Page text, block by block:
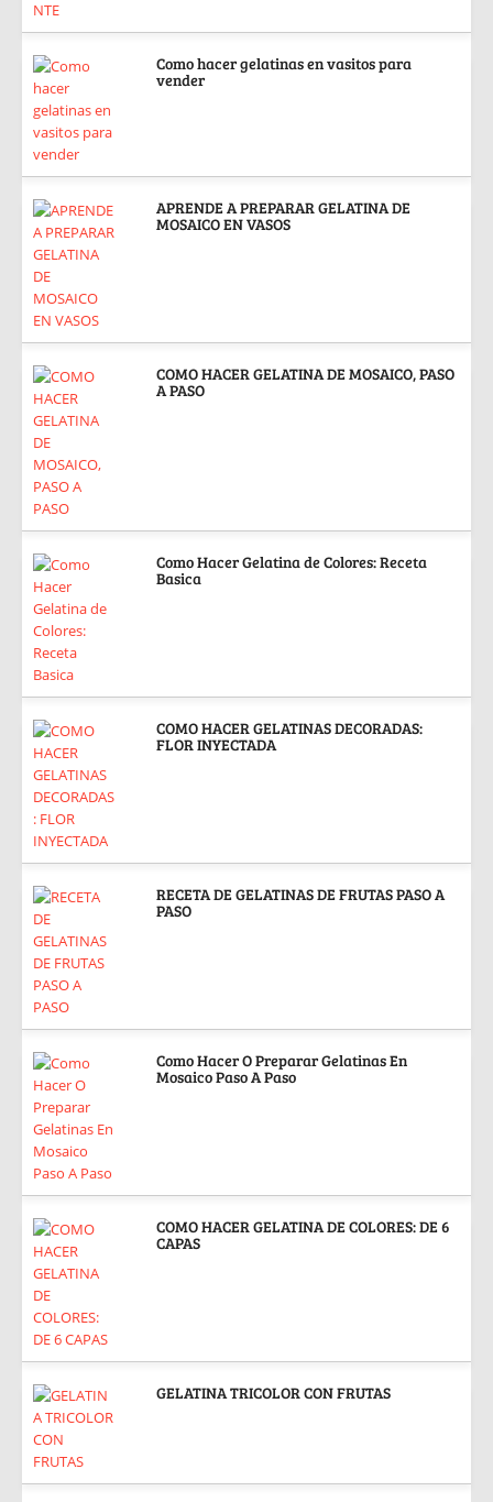
Como hacer gelatinas en vasitos para
vender
APRENDE A PREPARAR GELATINA DE
MOSAICO EN VASOS
COMO HACER GELATINA DE MOSAICO, PASO
A PASO
Como Hacer Gelatina de Colores: Receta
Basica
COMO HACER GELATINAS DECORADAS:
FLOR INYECTADA
RECETA DE GELATINAS DE FRUTAS PASO A
PASO
Como Hacer O Preparar Gelatinas En
Mosaico Paso A Paso
COMO HACER GELATINA DE COLORES: DE 6
CAPAS
GELATINA TRICOLOR CON FRUTAS